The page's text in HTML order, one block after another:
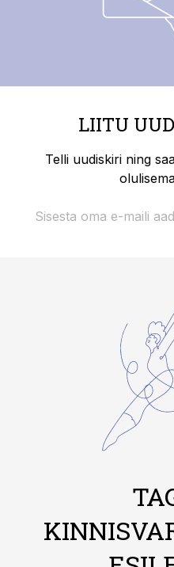
LIITU
Telli uudiskiri ning